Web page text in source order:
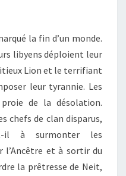
la fin d’un monde.
libyens déploient leur
Lion et le terrifiant
leur tyrannie. Les
de la désolation.
chefs de clan disparus,
t-il à surmonter les
l’Ancêtre et à sortir du
la prêtresse de Neit,